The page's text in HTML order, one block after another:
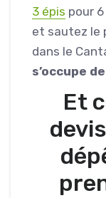
3 épis pour
et sautez le
dans le
s’occupe
Et